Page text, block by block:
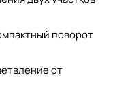
поворот
от